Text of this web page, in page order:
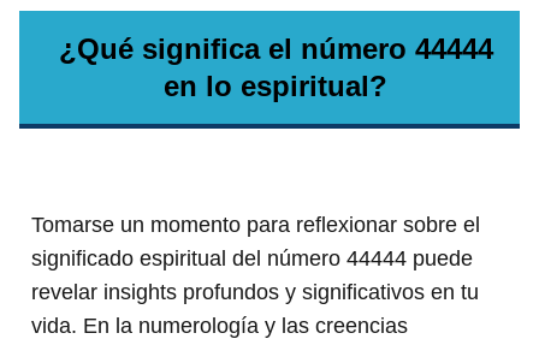
¿Qué significa el número 44444
en lo espiritual?
Tomarse un momento para reflexionar sobre el
significado espiritual del número 44444 puede
revelar insights profundos y significativos en tu
vida. En la numerología y las creencias